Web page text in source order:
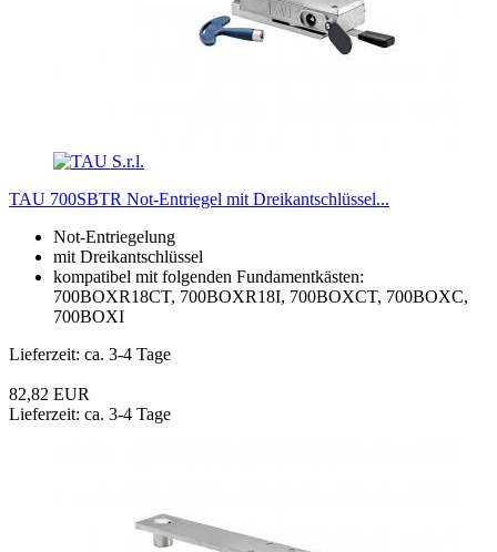
TAU 700SBTR Not-Entriegel mit Dreikantschlüssel...
Not-Entriegelung
mit Dreikantschlüssel
kompatibel mit folgenden Fundamentkästen:
700BOXR18CT, 700BOXR18I, 700BOXCT, 700BOXC,
700BOXI
Lieferzeit: ca. 3-4 Tage
82,82 EUR
Lieferzeit: ca. 3-4 Tage